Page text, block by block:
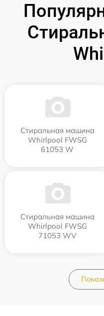
Стиральная машина
Whirlpool FWSG
61053 W
Стиральная машина
Whirlpool FWSG
71053 WV